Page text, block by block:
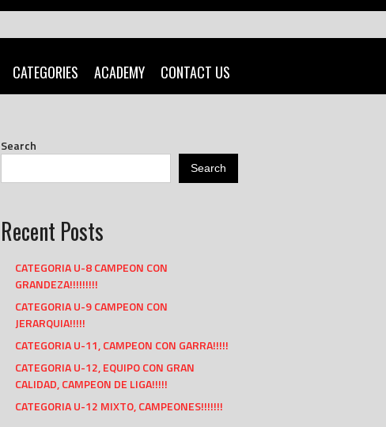
CATEGORIES ACADEMY CONTACT US
Search
Search
Recent Posts
CATEGORIA U-8 CAMPEON CON
GRANDEZA!!!!!!!!!
CATEGORIA U-9 CAMPEON CON
JERARQUIA!!!!!
CATEGORIA U-11, CAMPEON CON GARRA!!!!!
CATEGORIA U-12, EQUIPO CON GRAN
CALIDAD, CAMPEON DE LIGA!!!!!
CATEGORIA U-12 MIXTO, CAMPEONES!!!!!!!